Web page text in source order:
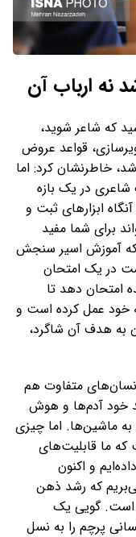
نه ارباب آن
که شاعر شوید،
قواعد عروض
خاطرنشان کرد: اما
در یک بازه
ابزارهای ثبت و
برای شما مفید
آموزش اسیر سنجش
در یک امتحان
امتحان دهد تا
خود عمل کرده است و
به هدف آن شاگرد،
متفاوت هم
خود آدم‌ها و هوش
به ماشین‌ها. اما چیزی
ما قابلیت‌های
و اکنون
که رشد ذهن
است. گویی یک
پرچم را به نسل